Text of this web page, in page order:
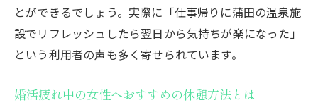
とができるでしょう。実際に「仕事帰りに蒲田の温泉施
設でリフレッシュしたら翌日から気持ちが楽になった」
という利用者の声も多く寄せられています。
婚活疲れ中の女性へおすすめの休憩方法とは